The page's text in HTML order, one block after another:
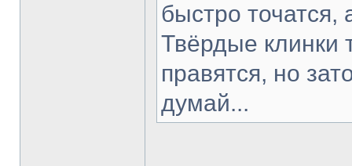
быстро точатся,
Твёрдые клинки
правятся, но
думай...